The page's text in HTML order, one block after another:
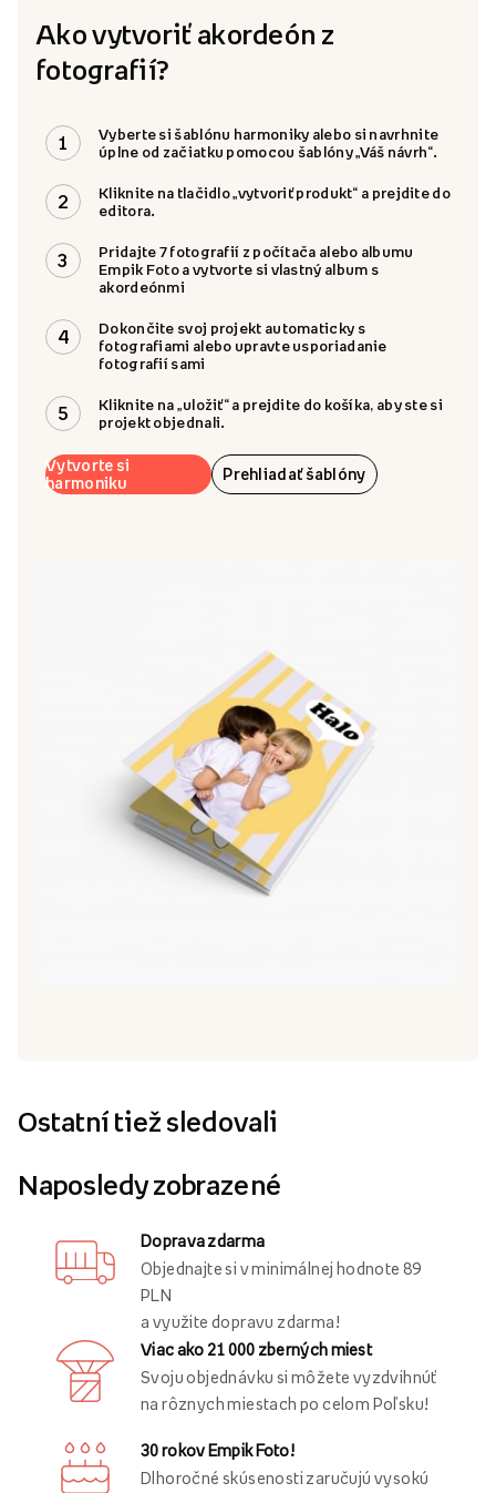
Ako vytvoriť akordeón z
fotografií?
1
Vyberte si šablónu harmoniky alebo si navrhnite
úplne od začiatku pomocou šablóny „Váš návrh“.
2
Kliknite na tlačidlo „vytvoriť produkt“ a prejdite do
editora.
3
Pridajte 7 fotografií z počítača alebo albumu
Empik Foto a vytvorte si vlastný album s
akordeónmi
4
Dokončite svoj projekt automaticky s
fotografiami alebo upravte usporiadanie
fotografií sami
5
Kliknite na „uložiť“ a prejdite do košíka, aby ste si
projekt objednali.
Vytvorte si
harmoniku
Prehliadať šablóny
Ostatní tiež sledovali
Naposledy zobrazené
Doprava zdarma
Objednajte si v minimálnej hodnote 89
PLN
a využite dopravu zdarma!
Viac ako 21 000 zberných miest
Svoju objednávku si môžete vyzdvihnúť
na rôznych miestach po celom Poľsku!
30 rokov Empik Foto!
Dlhoročné skúsenosti zaručujú vysokú